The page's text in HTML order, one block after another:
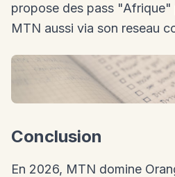
propose des pass
MTN aussi via son reseau
Conclusion
En 2026, MTN domine